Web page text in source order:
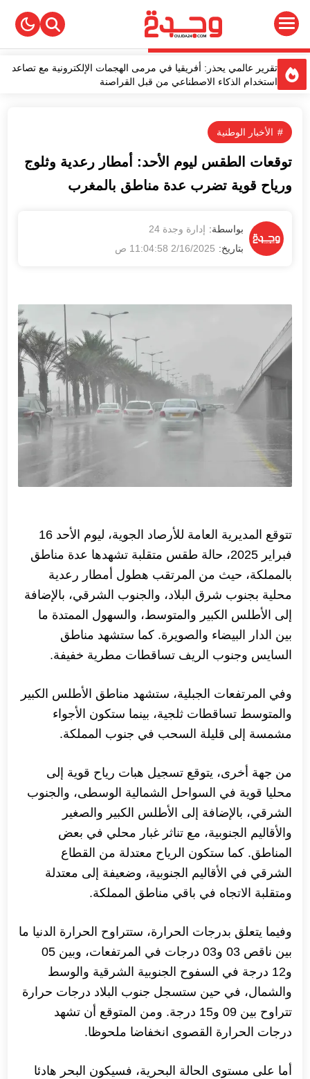
تقرير عالمي يحذر: أفريقيا في مرمى الهجمات الإلكترونية مع تصاعد
استخدام الذكاء الاصطناعي من قبل القراصنة
خبير سامسونغ يكشف أسرارًا لتعزيز أداء هاتفك والحفاظ عليه لفترة
الأمن يفكك عصابة لترويج الأقراص المخدرة بتيفلت
ولذة الأدب"
الأمطار تُحيي آمال الفلاحين وتنعش الزراعات بحوض اللوكوس
الأخبار الوطنية
توقعات الطقس ليوم الأحد: أمطار رعدية وثلوج
ورياح قوية تضرب عدة مناطق بالمغرب
2/16/2025 11:04:58 ص
تتوقع المديرية العامة للأرصاد الجوية، ليوم الأحد 16
فبراير 2025، حالة طقس متقلبة تشهدها عدة مناطق
بالمملكة، حيث من المرتقب هطول أمطار رعدية
محلية بجنوب شرق البلاد، والجنوب الشرقي، بالإضافة
إلى الأطلس الكبير والمتوسط، والسهول الممتدة ما
بين الدار البيضاء والصويرة. كما ستشهد مناطق
السايس وجنوب الريف تساقطات مطرية خفيفة.
وفي المرتفعات الجبلية، ستشهد مناطق الأطلس الكبير
والمتوسط تساقطات ثلجية، بينما ستكون الأجواء
مشمسة إلى قليلة السحب في جنوب المملكة.
من جهة أخرى، يتوقع تسجيل هبات رياح قوية إلى
محليا قوية في السواحل الشمالية الوسطى، والجنوب
الشرقي، بالإضافة إلى الأطلس الكبير والصغير
والأقاليم الجنوبية، مع تناثر غبار محلي في بعض
المناطق. كما ستكون الرياح معتدلة من القطاع
الشرقي في الأقاليم الجنوبية، وضعيفة إلى معتدلة
ومتقلبة الاتجاه في باقي مناطق المملكة.
وفيما يتعلق بدرجات الحرارة، ستتراوح الحرارة الدنيا ما
بين ناقص 03 و03 درجات في المرتفعات، وبين 05
و12 درجة في السفوح الجنوبية الشرقية والوسط
والشمال، في حين ستسجل جنوب البلاد درجات حرارة
تتراوح بين 09 و15 درجة. ومن المتوقع أن تشهد
درجات الحرارة القصوى انخفاضا ملحوظا.
أما على مستوى الحالة البحرية، فسيكون البحر هادئا